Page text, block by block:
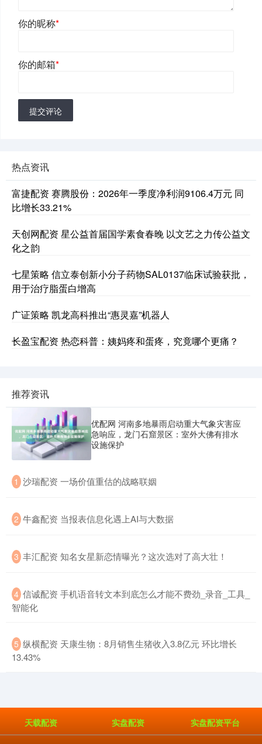
你的昵称*
你的邮箱*
提交评论
热点资讯
富捷配资 赛腾股份：2026年一季度净利润9106.4万元 同
比增长33.21%
天创网配资 星公益首届国学素食春晚 以文艺之力传公益文
化之韵
七星策略 信立泰创新小分子药物SAL0137临床试验获批，
用于治疗脂蛋白增高
广证策略 凯龙高科推出“惠灵嘉”机器人
长盈宝配资 热恋科普：姨妈疼和蛋疼，究竟哪个更痛？
推荐资讯
优配网 河南多地暴雨启动重大气象灾害应
急响应，龙门石窟景区：室外大佛有排水
设施保护
1 ​沙瑞配资 一场价值重估的战略联姻
2 ​牛鑫配资 当报表信息化遇上AI与大数据
3 ​丰汇配资 知名女星新恋情曝光？这次选对了高大壮！
4 ​信诚配资 手机语音转文本到底怎么才能不费劲_录音_工具_
智能化
5 ​纵横配资 天康生物：8月销售生猪收入3.8亿元 环比增长
13.43%
天载配资 实盘配资 实盘配资平台